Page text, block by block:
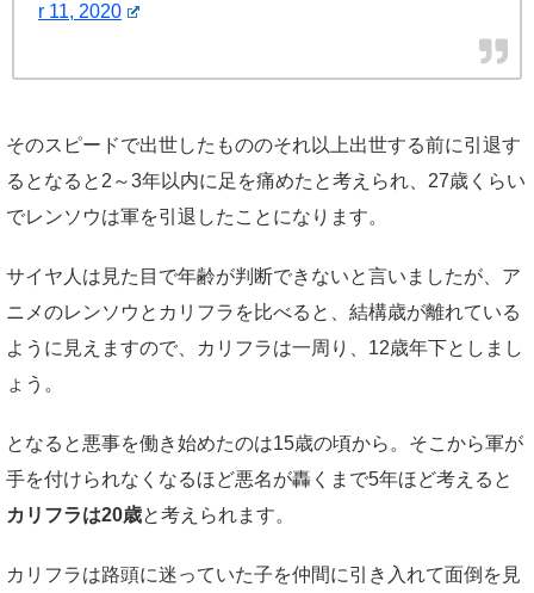
r 11, 2020
そのスピードで出世したもののそれ以上出世する前に引退す
るとなると2～3年以内に足を痛めたと考えられ、27歳くらい
でレンソウは軍を引退したことになります。
サイヤ人は見た目で年齢が判断できないと言いましたが、ア
ニメのレンソウとカリフラを比べると、結構歳が離れている
ように見えますので、カリフラは一周り、12歳年下としまし
ょう。
となると悪事を働き始めたのは15歳の頃から。そこから軍が
手を付けられなくなるほど悪名が轟くまで5年ほど考えると
カリフラは20歳と考えられます。
カリフラは路頭に迷っていた子を仲間に引き入れて面倒を見